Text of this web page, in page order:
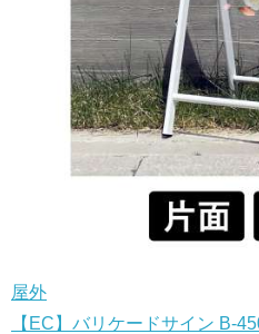
屋外
【EC】バリケードサイン B-